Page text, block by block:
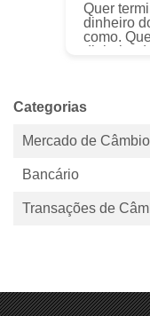
Quer
dinheiro
como. Quer terminar 2020 com mais
dinheiro
Categorias
Mercado de Câmbio
Bancário
Transações de